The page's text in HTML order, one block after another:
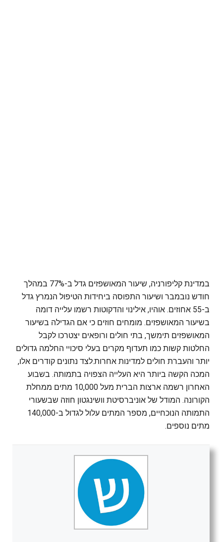
במדינת קליפורניה, שיעור המאושפזים גדל ב-77% במהלך
חודש נובמבר ושיעור התפוסה ביחידות הטיפול הנמרץ גדל
ב-55 אחוזים. אוהיו, אילינוי והדקוטות רשמו עלייה דומה
בשיעור המאושפזים. מומחים חוזים כי אם הגדילה בשיעור
המאושפזים תימשך, בתי חולים ורופאים יצטרכו לקבל
החלטות קשות כמו תעדוף מקרים בעלי סיכויי החלמה גדולים
יותר והעברת חולים למדינות אחרות.לצד נתונים קודרים אלו,
המכה הקשה ביותר היא העלייה הצפויה בתמותה. בשבוע
האחרון רשמה ארצות הברית מעל 10,000 מתים ממחלת
הקורונה. המודל של אוניברסיטת וושינגטון חוזה שבשעורי
התמותה הנוכחיים, מספר המתים עלול לגדול ב-140,000
מתים נוספים.